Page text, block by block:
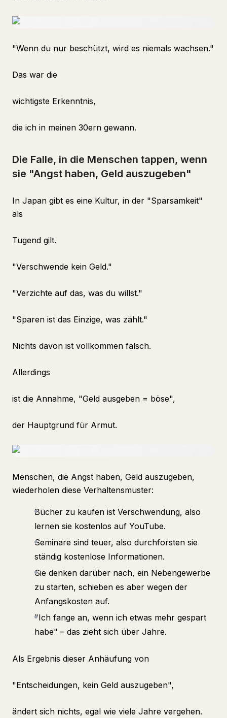
"Wenn du nur beschützt, wird es niemals wachsen."
Das war die
wichtigste Erkenntnis,
die ich in meinen 30ern gewann.
Die Falle, in die Menschen tappen, wenn
sie "Angst haben, Geld auszugeben"
In Japan gibt es eine Kultur, in der "Sparsamkeit"
als
Tugend gilt.
"Verschwende kein Geld."
"Verzichte auf das, was du willst."
"Sparen ist das Einzige, was zählt."
Nichts davon ist vollkommen falsch.
Allerdings
ist die Annahme, "Geld ausgeben = böse",
der Hauptgrund für Armut.
Menschen, die Angst haben, Geld auszugeben,
wiederholen diese Verhaltensmuster:
Bücher zu kaufen ist Verschwendung, also
lernen sie kostenlos auf YouTube.
Seminare sind teuer, also durchforsten sie
ständig kostenlose Informationen.
Sie denken darüber nach, ein Nebengewerbe
zu starten, schieben es aber wegen der
Anfangskosten auf.
"Ich fange an, wenn ich etwas mehr gespart
habe" – das zieht sich über Jahre.
Als Ergebnis dieser Anhäufung von
"Entscheidungen, kein Geld auszugeben",
ändert sich nichts, egal wie viele Jahre vergehen.